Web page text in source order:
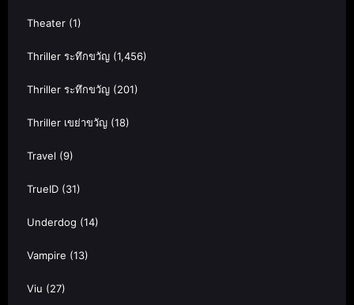
Theater (1)
Thriller ระทึกขวัญ (1,456)
Thriller ระทึกขวัญ (201)
Thriller เขย่าขวัญ (18)
Travel (9)
TrueID (31)
Underdog (14)
Vampire (13)
Viu (27)